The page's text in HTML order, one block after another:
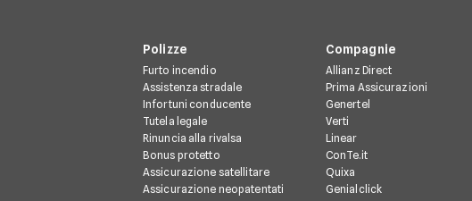
Polizze
Furto incendio
Assistenza stradale
Infortuni conducente
Tutela legale
Rinuncia alla rivalsa
Bonus protetto
Assicurazione satellitare
Assicurazione neopatentati
Compagnie
Allianz Direct
Prima Assicurazioni
Genertel
Verti
Linear
ConTe.it
Quixa
Genialclick